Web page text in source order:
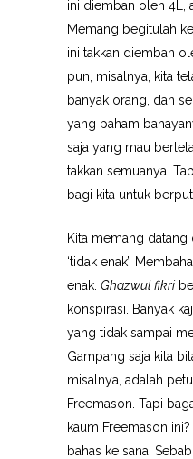
ini diemban oleh 4L,
Memang begitulah
ini takkan diemban
pun, misalnya, kita
banyak orang, dan
yang paham
saja yang mau
takkan semuanya.
bagi kita untuk
Kita memang
‘tidak enak’.
enak. Ghazwul fikri
konspirasi. Banyak
yang tidak sampai
Gampang saja kita
misalnya, adalah
Freemason. Tapi
kaum Freemason ini?
bahas ke sana.